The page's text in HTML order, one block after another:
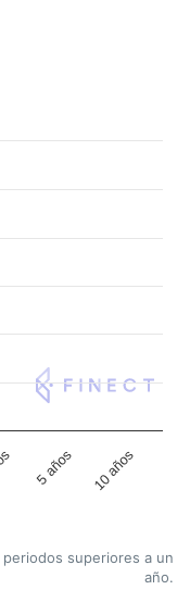
5 años 10 años
superiores a un
año.